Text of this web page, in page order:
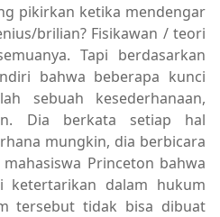
pikirkan ketika mendengar
brilian? Fisikawan / teori
Tapi berdasarkan
bahwa beberapa kunci
sebuah kesederhanaan,
Dia berkata setiap hal
mungkin, dia berbicara
Princeton bahwa
ketertarikan dalam hukum
tersebut tidak bisa dibuat